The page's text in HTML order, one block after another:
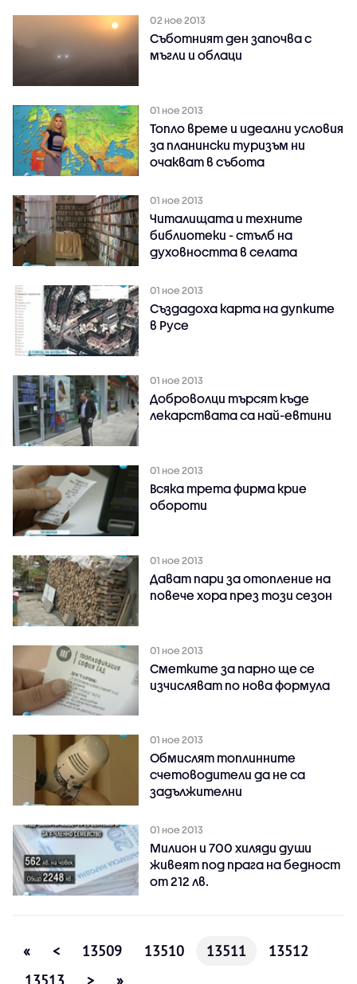
02 ное 2013
Съботният ден започва с
мъгли и облаци
01 ное 2013
Топло време и идеални условия
за планински туризъм ни
очакват в събота
01 ное 2013
Читалищата и техните
библиотеки - стълб на
духовността в селата
01 ное 2013
Създадоха карта на дупките
в Русе
01 ное 2013
Доброволци търсят къде
лекарствата са най-евтини
01 ное 2013
Всяка трета фирма крие
обороти
01 ное 2013
Дават пари за отопление на
повече хора през този сезон
01 ное 2013
Сметките за парно ще се
изчисляват по нова формула
01 ное 2013
Обмислят топлинните
счетоводители да не са
задължителни
01 ное 2013
Милион и 700 хиляди души
живеят под прага на бедност
от 212 лв.
« < 13509 13510 13511
13512